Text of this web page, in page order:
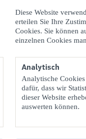
Diese Website
erteilen Sie Ihre
Cookies. Sie können
einzelnen Cookies
Analytisch
Analytische Cookies
dafür, dass wir
dieser Website
auswerten können.